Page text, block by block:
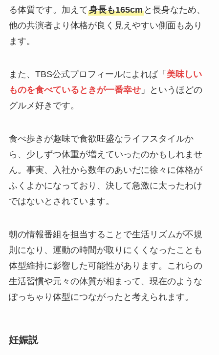
る体質です​。加えて身長も165cmと長身なため、
他の共演者より体格が良く見えやすい側面もあり
ます。​
また、TBS公式プロフィールによれば「 美味しい
ものを食べているときが一番幸せ」というほどの
グルメ好き​です。
食べ歩きが趣味で食欲旺盛なライフスタイルか
ら、少しずつ体重が増えていったのかもしれませ
ん。事実、入社から数年のあいだに徐々に体格が
ふくよかになっており、決して急激に太ったわけ
ではないとされています。​
朝の情報番組を担当することで生活リズムが不規
則になり、運動の時間が取りにくくなったことも
体型維持に影響した可能性があります。これらの
生活習慣や元々の体質が相まって、現在のような
ぽっちゃり体型につながったと考えられます。
妊娠説